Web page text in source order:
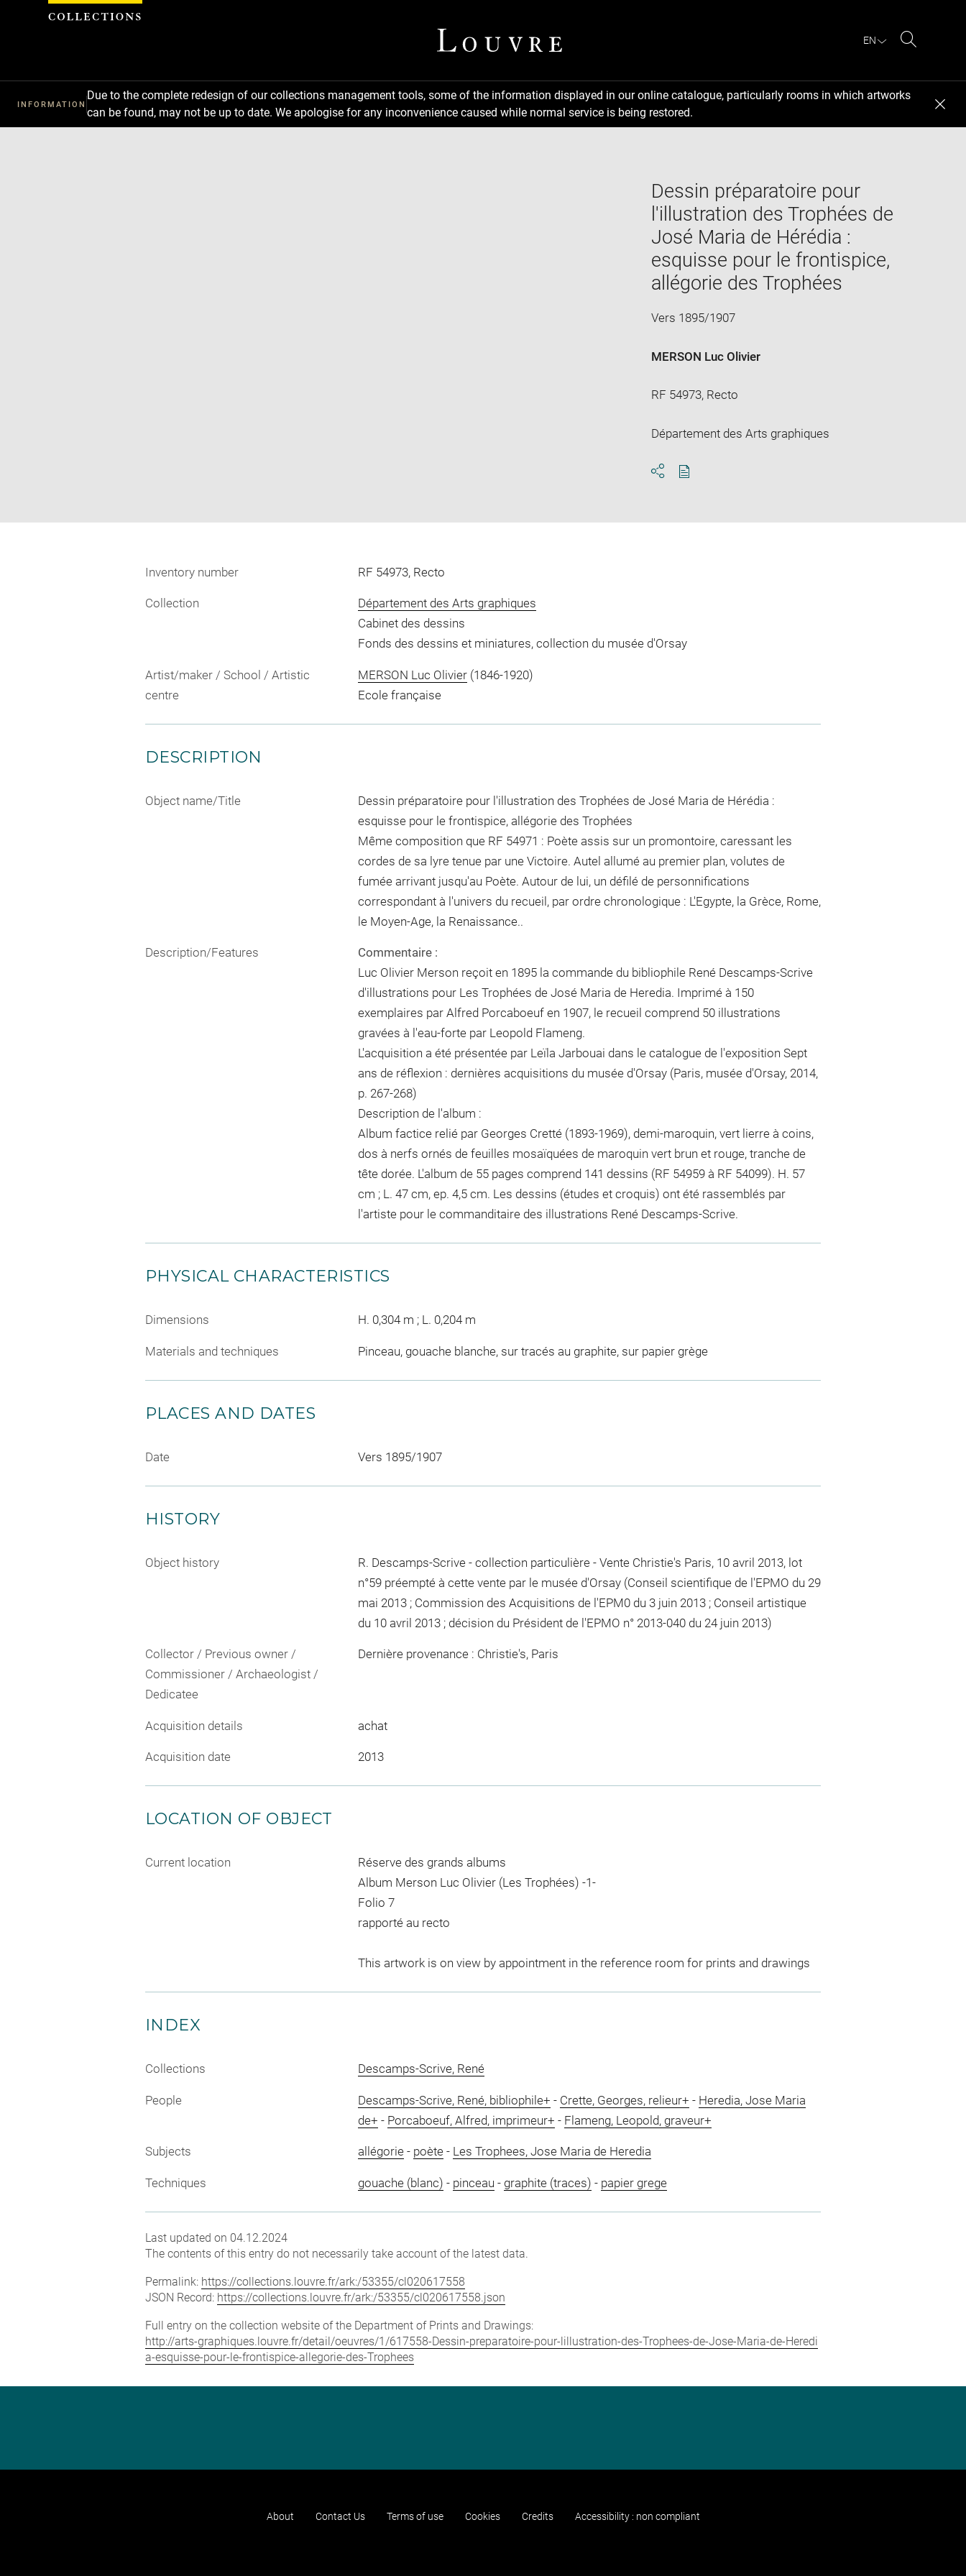
EN
INFORMATION
Due to the complete redesign of our collections management tools, some of the information displayed in our online catalogue, particularly rooms in which artworks
can be found, may not be up to date. We apologise for any inconvenience caused while normal service is being restored.
in
Dessin préparatoire pour
l'illustration des Trophées de
José Maria de Hérédia :
esquisse pour le frontispice,
allégorie des Trophées
Vers 1895/1907
MERSON Luc Olivier
RF 54973, Recto
Département des Arts graphiques
Inventory number RF 54973, Recto
Collection
Département des Arts graphiques
Cabinet des dessins
Fonds des dessins et miniatures, collection du musée d'Orsay
Artist/maker / School / Artistic
centre
MERSON Luc Olivier(1846-1920)
Ecole française
DESCRIPTION
Object name/Title
Dessin préparatoire pour l'illustration des Trophées de José Maria de Hérédia :
esquisse pour le frontispice, allégorie des Trophées
Même composition que RF 54971 : Poète assis sur un promontoire, caressant les
cordes de sa lyre tenue par une Victoire. Autel allumé au premier plan, volutes de
fumée arrivant jusqu'au Poète. Autour de lui, un défilé de personnifications
correspondant à l'univers du recueil, par ordre chronologique : L'Egypte, la Grèce, Rome,
le Moyen-Age, la Renaissance..
Description/Features
Commentaire :
Luc Olivier Merson reçoit en 1895 la commande du bibliophile René Descamps-Scrive
d'illustrations pour Les Trophées de José Maria de Heredia. Imprimé à 150
exemplaires par Alfred Porcaboeuf en 1907, le recueil comprend 50 illustrations
gravées à l'eau-forte par Leopold Flameng.
L'acquisition a été présentée par Leïla Jarbouai dans le catalogue de l'exposition Sept
ans de réflexion : dernières acquisitions du musée d'Orsay (Paris, musée d'Orsay, 2014,
p. 267-268)
Description de l'album :
Album factice relié par Georges Cretté (1893-1969), demi-maroquin, vert lierre à coins,
dos à nerfs ornés de feuilles mosaïquées de maroquin vert brun et rouge, tranche de
tête dorée. L'album de 55 pages comprend 141 dessins (RF 54959 à RF 54099). H. 57
cm ; L. 47 cm, ep. 4,5 cm. Les dessins (études et croquis) ont été rassemblés par
l'artiste pour le commanditaire des illustrations René Descamps-Scrive.
PHYSICAL CHARACTERISTICS
Dimensions H. 0,304 m ; L. 0,204 m
Materials and techniques Pinceau, gouache blanche, sur tracés au graphite, sur papier grège
PLACES AND DATES
Date Vers 1895/1907
HISTORY
Object history
R. Descamps-Scrive - collection particulière - Vente Christie's Paris, 10 avril 2013, lot
n°59 préempté à cette vente par le musée d'Orsay (Conseil scientifique de l'EPMO du 29
mai 2013 ; Commission des Acquisitions de l'EPM0 du 3 juin 2013 ; Conseil artistique
du 10 avril 2013 ; décision du Président de l'EPMO n° 2013-040 du 24 juin 2013)
Collector / Previous owner /
Commissioner / Archaeologist /
Dedicatee
Dernière provenance : Christie's, Paris
Acquisition details achat
Acquisition date 2013
LOCATION OF OBJECT
Current location
Réserve des grands albums
Album Merson Luc Olivier (Les Trophées) -1-
Folio 7
rapporté au recto
This artwork is on view by appointment in the reference room for prints and drawings
INDEX
Collections Descamps-Scrive, René
People Descamps-Scrive, René, bibliophile+ - Crette, Georges, relieur+ - Heredia, Jose Maria
de+ - Porcaboeuf, Alfred, imprimeur+ - Flameng, Leopold, graveur+
Subjects allégorie- poète- Les Trophees, Jose Maria de Heredia
Techniques gouache (blanc) - pinceau - graphite (traces) - papier grege
Last updated on 04.12.2024
The contents of this entry do not necessarily take account of the latest data.
Permalink: https://collections.louvre.fr/ark:/53355/cl020617558
JSON Record: https://collections.louvre.fr/ark:/53355/cl020617558.json
Full entry on the collection website of the Department of Prints and Drawings:
http://arts-graphiques.louvre.fr/detail/oeuvres/1/617558-Dessin-preparatoire-pour-lillustration-des-Trophees-de-Jose-Maria-de-Heredi
a-esquisse-pour-le-frontispice-allegorie-des-Trophees
About Contact Us Terms of use Cookies Credits Accessibility : non compliant
Cookies management panel